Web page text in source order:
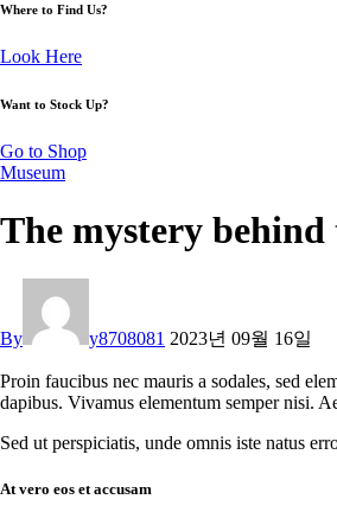
Where to Find Us?
Look Here
Want to Stock Up?
Go to Shop
Museum
The mystery
By y8708081 2023년 09월 16일
Proin faucibus nec mauris a sodales, sed
dapibus. Vivamus elementum semper nisi.
Sed ut perspiciatis, unde omnis iste natus
At vero eos et accusam